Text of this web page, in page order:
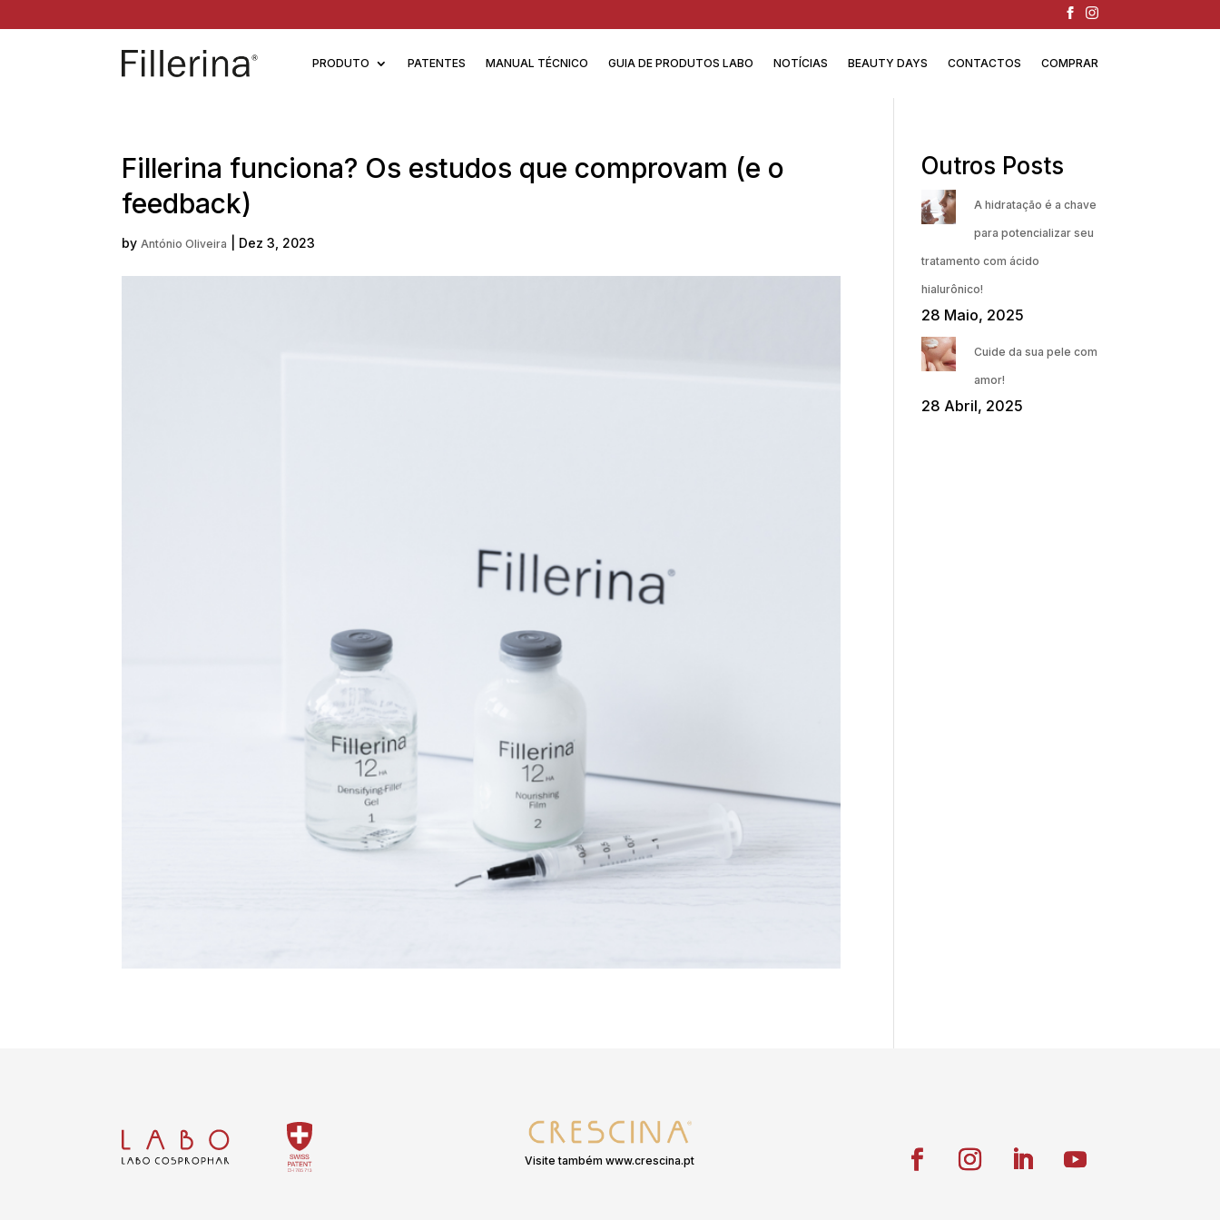
PRODUTO PATENTES MANUAL TÉCNICO GUIA DE PRODUTOS LABO NOTÍCIAS BEAUTY DAYS CONTACTOS COMPRAR
Fillerina funciona? Os estudos que comprovam (e o
feedback)
by António Oliveira Dez 3, 2023
Outros Posts
A hidratação é a chave
para potencializar seu
tratamento com ácido
hialurônico!
28 Maio, 2025
Cuide da sua pele com
amor!
28 Abril, 2025
Visite também www.crescina.pt